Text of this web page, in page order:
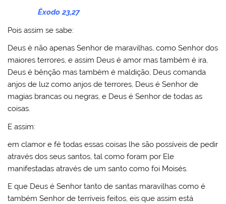
Êxodo 23,27
Pois assim se sabe:
Deus é não apenas Senhor de maravilhas, como Senhor dos
maiores terrores, e assim Deus é amor mas também é ira,
Deus é bênção mas também é maldição, Deus comanda
anjos de luz como anjos de terrores, Deus é Senhor de
magias brancas ou negras, e Deus é Senhor de todas as
coisas.
E assim:
em clamor e fé todas essas coisas lhe são possíveis de pedir
através dos seus santos, tal como foram por Ele
manifestadas através de um santo como foi Moisés.
E que Deus é Senhor tanto de santas maravilhas como é
também Senhor de terríveis feitos, eis que assim está